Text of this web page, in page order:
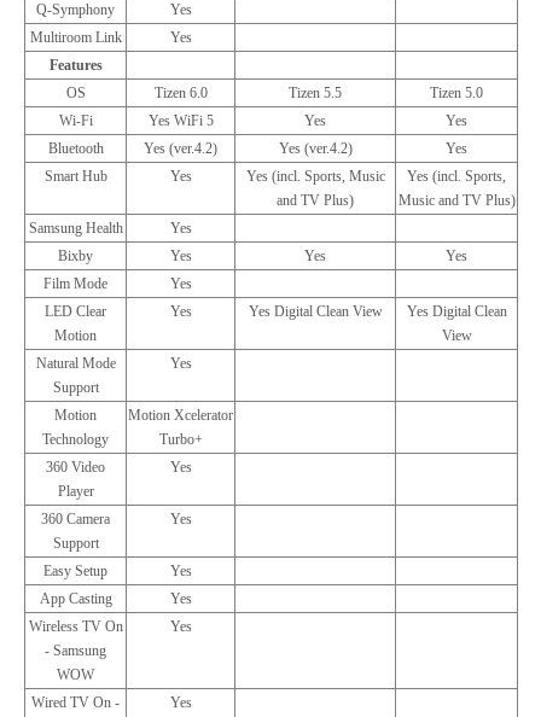
Q-Symphony
Yes
Multiroom Link
Yes
Features
OS
Tizen 6.0 Tizen 5.5
Tizen 5.0
Wi-Fi
Yes WiFi 5 Yes
Yes
Bluetooth
Yes (ver.4.2) Yes (ver.4.2)
Yes
Smart Hub
Yes
Yes (incl. Sports, Music
and TV Plus)
Yes (incl. Sports,
Music and TV Plus)
Samsung Health
Yes
Bixby
Yes Yes
Yes
Film Mode
Yes
LED Clear
Motion
Yes Yes Digital Clean View
Yes Digital Clean
View
Natural Mode
Support
Yes
Motion
Technology
Motion Xcelerator
Turbo+
360 Video
Player
Yes
360 Camera
Support
Yes
Easy Setup
Yes
App Casting
Yes
Wireless TV On
- Samsung
WOW
Yes
Wired TV On -
Yes